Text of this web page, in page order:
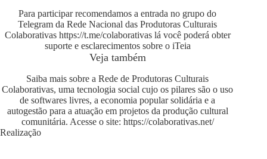
Para participar recomendamos a entrada no grupo do
Telegram da Rede Nacional das Produtoras Culturais
Colaborativas https://t.me/colaborativaslá você poderá obter
suporte e esclarecimentos sobre o iTeia
Veja também
Saiba mais sobre a Rede de Produtoras Culturais
Colaborativas, uma tecnologia social cujo os pilares são o uso
de softwares livres, a economia popular solidária e a
autogestão para a atuação em projetos da produção cultural
comunitária. Acesse o site: https://colaborativas.net/
Realização